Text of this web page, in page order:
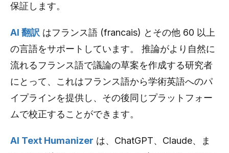
保証します。
AI 翻訳 はフランス語 (francais) とその他 60 以上
の言語をサポートしています。 推論がより自然に
流れるフランス語で議論の草案を作成する研究者
にとって、これはフランス語から学術英語へのパ
イプラインを提供し、その後同じプラットフォー
ムで校正することができます。
AI Text Humanizer は、ChatGPT、Claude、ま